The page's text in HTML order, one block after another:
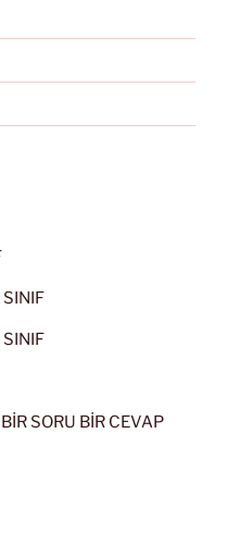
SINIF
SINIF
SORU BİR CEVAP